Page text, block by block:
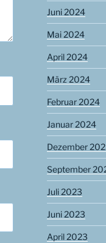
Juni 2024
Mai 2024
April 2024
März 2024
Februar 2024
Januar 2024
Dezember
September
Juli 2023
Juni 2023
April 2023